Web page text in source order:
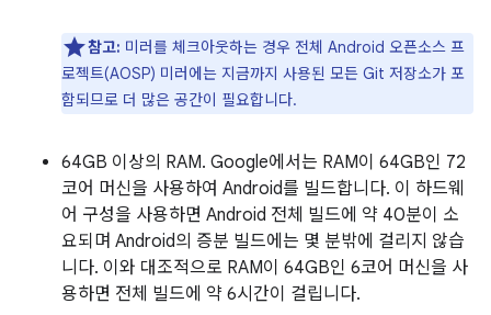
참고: 미러를 체크아웃하는 경우 전체 Android 오픈소스 프
로젝트(AOSP) 미러에는 지금까지 사용된 모든 Git 저장소가 포
함되므로 더 많은 공간이 필요합니다.
64GB 이상의 RAM. Google에서는 RAM이 64GB인 72
코어 머신을 사용하여 Android를 빌드합니다. 이 하드웨
어 구성을 사용하면 Android 전체 빌드에 약 40분이 소
요되며 Android의 증분 빌드에는 몇 분밖에 걸리지 않습
니다. 이와 대조적으로 RAM이 64GB인 6코어 머신을 사
용하면 전체 빌드에 약 6시간이 걸립니다.